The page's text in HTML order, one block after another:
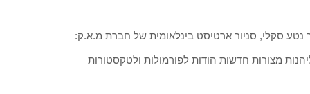
נטע סקלי, סניור ארטיסט בינלאומית של חברת מ.א.ק:
מצורות חדשות הודות לפורמולות ולטקסטורות